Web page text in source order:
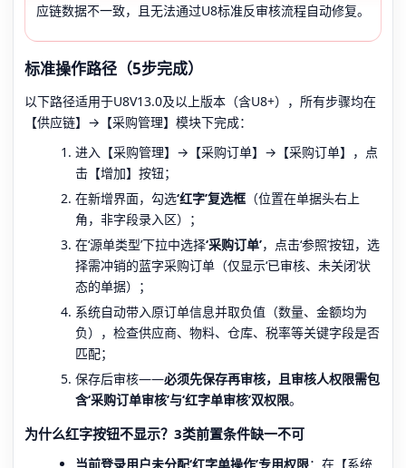
应链数据不一致，且无法通过U8标准反审核流程自动修复。
标准操作路径（5步完成）
以下路径适用于U8V13.0及以上版本（含U8+），所有步骤均在
【供应链】→【采购管理】模块下完成：
进入【采购管理】→【采购订单】→【采购订单】，点
击【增加】按钮；
在新增界面，勾选‘红字’复选框 （位置在单据头右上
角，非字段录入区）；
在‘源单类型’下拉中选择‘采购订单’，点击‘参照’按钮，选
择需冲销的蓝字采购订单（仅显示‘已审核、未关闭’状
态的单据）；
系统自动带入原订单信息并取负值（数量、金额均为
负），检查供应商、物料、仓库、税率等关键字段是否
匹配；
保存后审核——必须先保存再审核，且审核人权限需包
含‘采购订单审核’与‘红字单审核’双权限。
为什么红字按钮不显示？3类前置条件缺一不可
当前登录用户未分配‘红字单操作’专用权限：在【系统